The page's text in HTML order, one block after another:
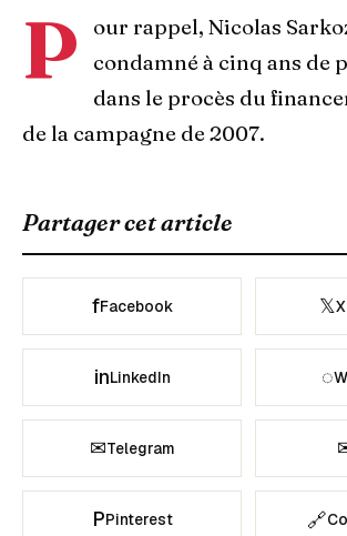
P
our rappel, Nicolas
condamné à cinq ans de
dans le procès du
de la campagne de 2007.
Partager cet article
fFacebook 𝕏
inLinkedIn ◌
✉Telegram
PPinterest 🔗